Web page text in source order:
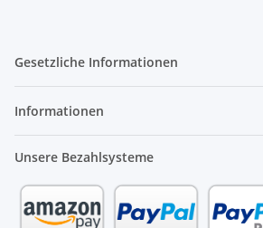
Gesetzliche Informationen
Informationen
Unsere Bezahlsysteme